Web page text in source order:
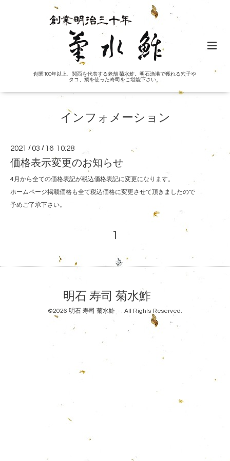
創業100年以上、関西を代表する老舗 菊水鮓。明石漁港で獲れる穴子や
タコ、鯛を使った寿司をご堪能下さい。
インフォメーション
2021 /03 / 16 10:28
価格表示変更のお知らせ
4月から全ての価格表記が税込価格表記に変更になります。
ホームページ掲載価格も全て税込価格に変更させて頂きましたので
予めご了承下さい。
1
明石 寿司 菊水鮓
©2026 明石 寿司 菊水鮓 . All Rights Reserved.